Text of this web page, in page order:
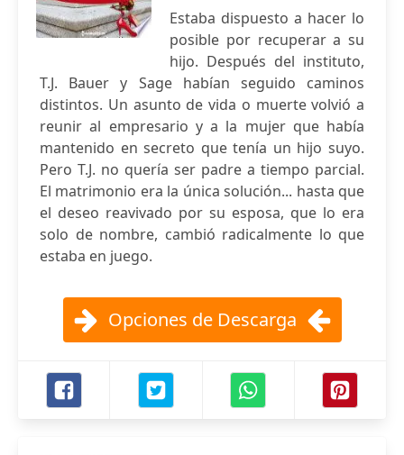
Estaba dispuesto a hacer lo
posible por recuperar a su
hijo. Después del instituto,
T.J. Bauer y Sage habían seguido caminos
distintos. Un asunto de vida o muerte volvió a
reunir al empresario y a la mujer que había
mantenido en secreto que tenía un hijo suyo.
Pero T.J. no quería ser padre a tiempo parcial.
El matrimonio era la única solución... hasta que
el deseo reavivado por su esposa, que lo era
solo de nombre, cambió radicalmente lo que
estaba en juego.
Opciones de Descarga